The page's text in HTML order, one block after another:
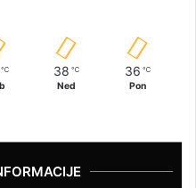
℃ 38 ℃
Ned
36 ℃
Pon